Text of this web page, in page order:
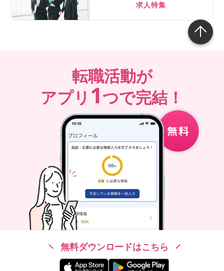
求人特集
転職活動が
アプリ 1つで完結！
無料ダウンロードはこちら